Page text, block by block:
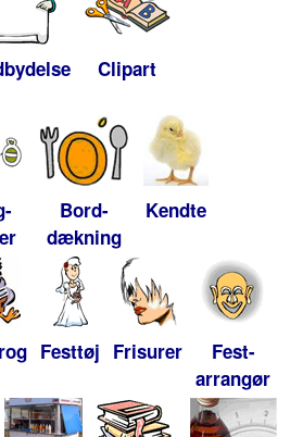
Clipart
Bord-
dækning
Kendte
Festtøj Frisurer
Fest-
arrangør